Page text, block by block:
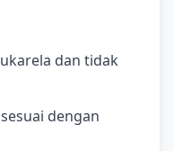
dan tidak
dengan